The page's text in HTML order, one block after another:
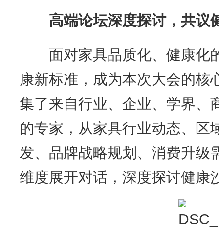
高端论坛深度探讨，共议
面对家具品质化、健康化
康新标准，成为本次大会的核
集了来自行业、企业、学界、
的专家，从家具行业动态、区
发、品牌战略规划、消费升级
维度展开对话，深度探讨健康